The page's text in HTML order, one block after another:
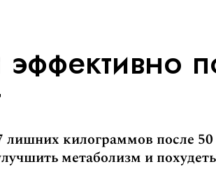
килограммов после
метаболизм и